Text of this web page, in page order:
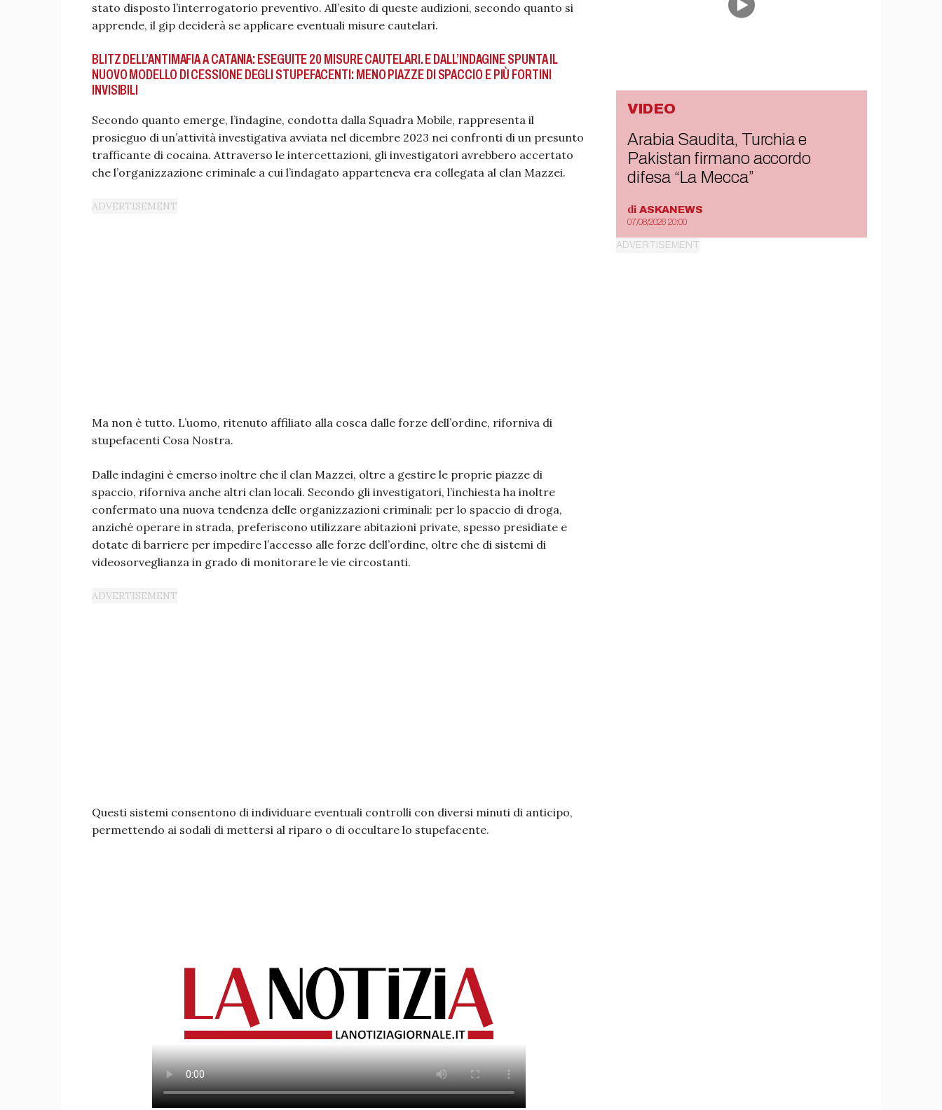
stato disposto l’interrogatorio preventivo. All’esito di queste audizioni, secondo quanto si
apprende, il gip deciderà se applicare eventuali misure cautelari.
BLITZ DELL’ANTIMAFIA A CATANIA: ESEGUITE 20 MISURE CAUTELARI. E DALL’INDAGINE SPUNTA IL
NUOVO MODELLO DI CESSIONE DEGLI STUPEFACENTI: MENO PIAZZE DI SPACCIO E PIÙ FORTINI
INVISIBILI
Secondo quanto emerge, l’indagine, condotta dalla Squadra Mobile, rappresenta il
prosieguo di un’attività investigativa avviata nel dicembre 2023 nei confronti di un presunto
trafficante di cocaina. Attraverso le intercettazioni, gli investigatori avrebbero accertato
che l’organizzazione criminale a cui l’indagato apparteneva era collegata al clan Mazzei.
Ma non è tutto. L’uomo, ritenuto affiliato alla cosca dalle forze dell’ordine, riforniva di
stupefacenti Cosa Nostra.
Dalle indagini è emerso inoltre che il clan Mazzei, oltre a gestire le proprie piazze di
spaccio, riforniva anche altri clan locali. Secondo gli investigatori, l’inchiesta ha inoltre
confermato una nuova tendenza delle organizzazioni criminali: per lo spaccio di droga,
anziché operare in strada, preferiscono utilizzare abitazioni private, spesso presidiate e
dotate di barriere per impedire l’accesso alle forze dell’ordine, oltre che di sistemi di
videosorveglianza in grado di monitorare le vie circostanti.
Questi sistemi consentono di individuare eventuali controlli con diversi minuti di anticipo,
permettendo ai sodali di mettersi al riparo o di occultare lo stupefacente.
VIDEO
Arabia Saudita, Turchia e
Pakistan firmano accordo
difesa “La Mecca”
di ASKANEWS
07/08/2026 20:00